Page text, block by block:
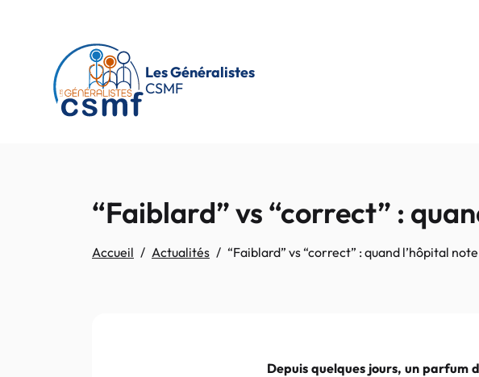
Les Généralistes
CSMF
“Faiblard” vs “correct” :
Accueil Actualités “Faiblard” vs “correct” : quand l’hôpital
Depuis quelques jours, un parfum